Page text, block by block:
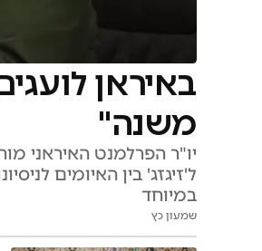
באיראן
משנה"
יו"ר הפרלמנט האיראני
ל'זיגזג' בין האיומים
במיוחד
שמעון כץ